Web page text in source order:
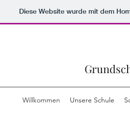
Diese Website wurde mit dem
Willkommen Unsere Schule